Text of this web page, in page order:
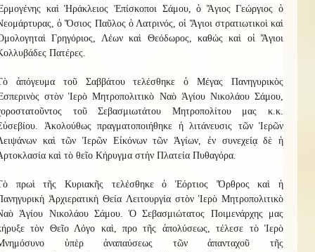
καὶ Ἡράκλειος Ἐπίσκοποι Σάμου, ὁ Ἅγιος Γεώργιος ὁ
ὁ Ὅσιος Παῦλος ὁ Λατρινός, οἱ Ἅγιοι στρατιωτικοὶ καὶ
Γρηγόριος, Λέων καὶ Θεόδωρος, καθώς καὶ οἱ Ἅγιοι
Πατέρες.
ἀπόγευμα τοῦ Σαββάτου τελέσθηκε ὁ Μέγας Πανηγυρικὸς
στὸν Ἱερὸ Μητροπολιτικὸ Ναὸ Ἁγίου Νικολάου Σάμου,
τοῦ Σεβασμιωτάτου Μητροπολίτου μας
κ.κ.
Ἀκολούθως πραγματοποιήθηκε ἡ λιτάνευσις τῶν Ἱερῶν
καὶ τῶν Ἱερῶν Εἰκόνων τῶν Ἁγίων, ἐν συνεχείᾳ δὲ ἡ
καὶ τὸ θεῖο Κήρυγμα στὴν Πλατεία Πυθαγόρα.
πρωὶ τῆς Κυριακῆς τελέσθηκε ὁ Ἑόρτιος Ὄρθρος καὶ ἡ
Ἀρχιερατικὴ Θεία Λειτουργία στὸν Ἱερὸ Μητροπολιτικὸ
Ἁγίου Νικολάου Σάμου. Ὁ Σεβασμιώτατος Ποιμενάρχης μας
τὸν Θεῖο Λόγο καὶ, προ τῆς ἀπολύσεως, τέλεσε τὸ Ἱερὸ
ὑπὲρ ἀναπαύσεως τῶνἀπανταχοῦ τῆς